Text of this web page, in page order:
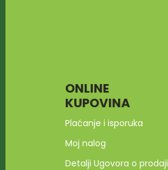
ONLINE
KUPOVINA
Plaćanje i isporuka
Moj nalog
Detalji Ugovora o prodaji